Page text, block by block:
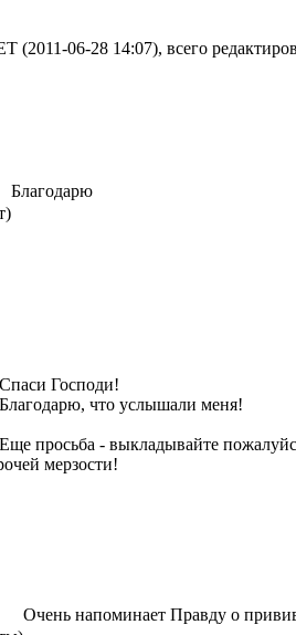
06-28 14:07), всего
Благодарю
Спаси Господи!
Благодарю, что услышали меня!
Еще просьба - выкладывайте
мерзости!
Очень напоминает Правду о